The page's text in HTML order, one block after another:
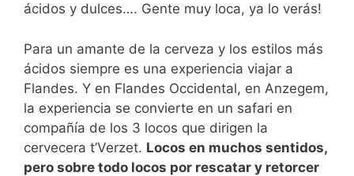
ácidos y dulces…. Gente muy loca, ya lo verás!
Para un amante de la cerveza y los estilos más
ácidos siempre es una experiencia viajar a
Flandes. Y en Flandes Occidental, en Anzegem,
la experiencia se convierte en un safari en
compañía de los 3 locos que dirigen la
cervecera t’Verzet. Locos en muchos sentidos,
pero sobre todo locos por rescatar y retorcer